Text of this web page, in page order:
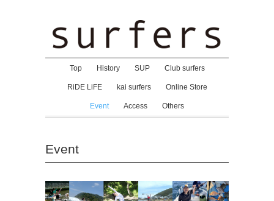
Top History SUP Club surfers
RiDE LiFE kai surfers Online Store
Event Access Others
Event